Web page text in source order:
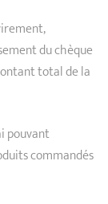
du chèque
total de la
pouvant
commandés